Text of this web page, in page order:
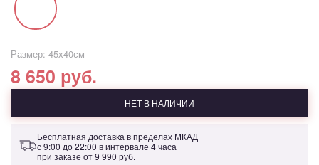
Размер: 45х40см
8 650 руб.
НЕТ В НАЛИЧИИ
Бесплатная доставка в пределах МКАД
с 9:00 до 22:00 в интервале 4 часа
при заказе от9 990 руб.